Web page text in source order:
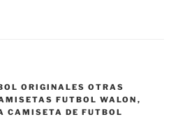
ORIGINALES OTRAS
FUTBOL WALON ,
CAMISETA DE FUTBOL